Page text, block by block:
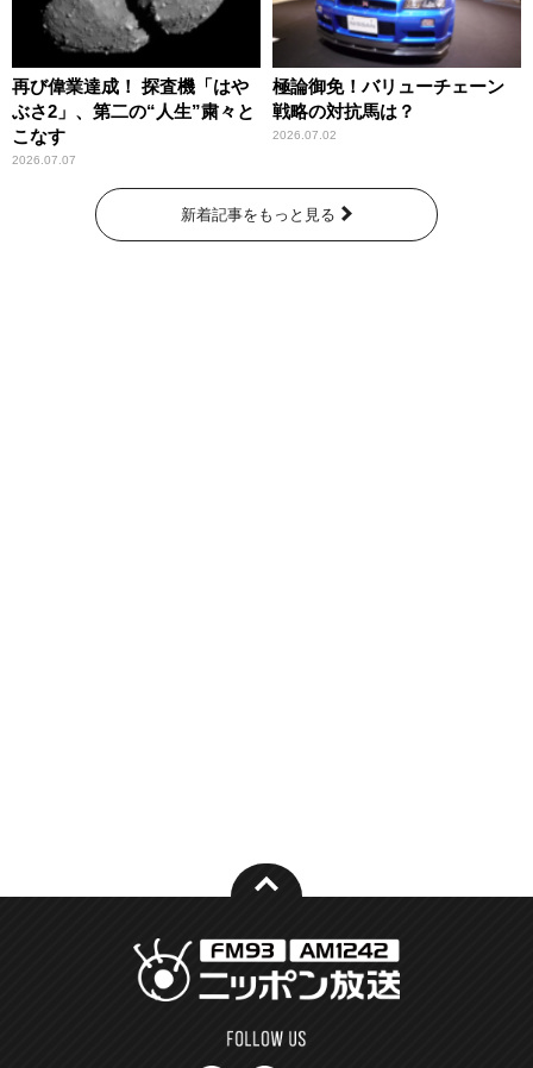
再び偉業達成！ 探査機「はや
ぶさ2」、第二の“人生”粛々と
こなす
2026.07.07
極論御免！バリューチェーン
戦略の対抗馬は？
2026.07.02
新着記事をもっと見る